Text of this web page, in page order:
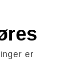
er